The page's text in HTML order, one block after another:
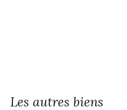
Les autres biens